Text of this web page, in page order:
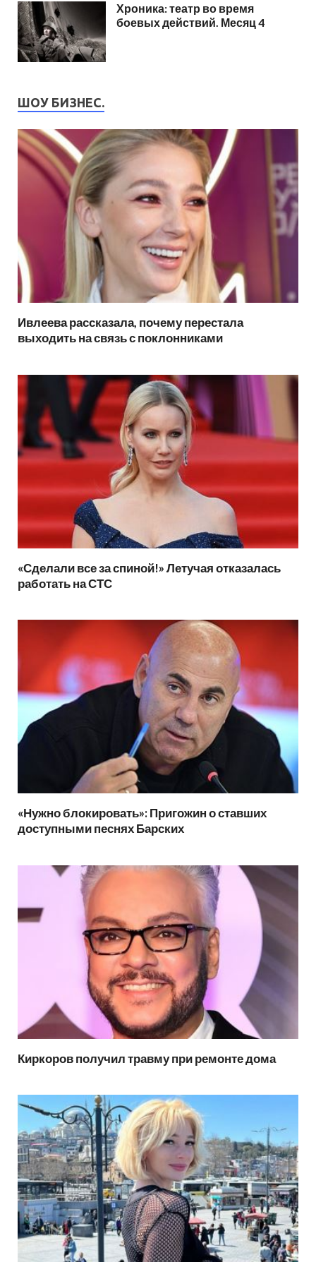
Хроника: театр во время
боевых действий. Месяц 4
ШОУ БИЗНЕС.
Ивлеева рассказала, почему перестала
выходить на связь с поклонниками
«Сделали все за спиной!» Летучая отказалась
работать на СТС
«Нужно блокировать»: Пригожин о ставших
доступными песнях Барских
Киркоров получил травму при ремонте дома